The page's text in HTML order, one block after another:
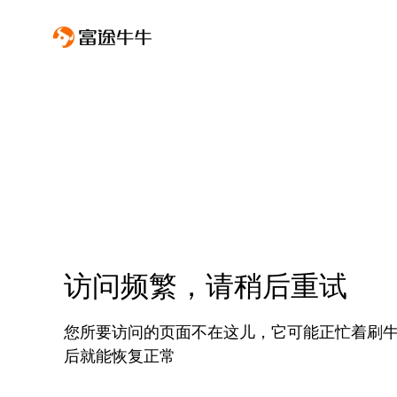
访问频繁，请稍后重试
您所要访问的页面不在这儿，它可能正忙着刷
后就能恢复正常